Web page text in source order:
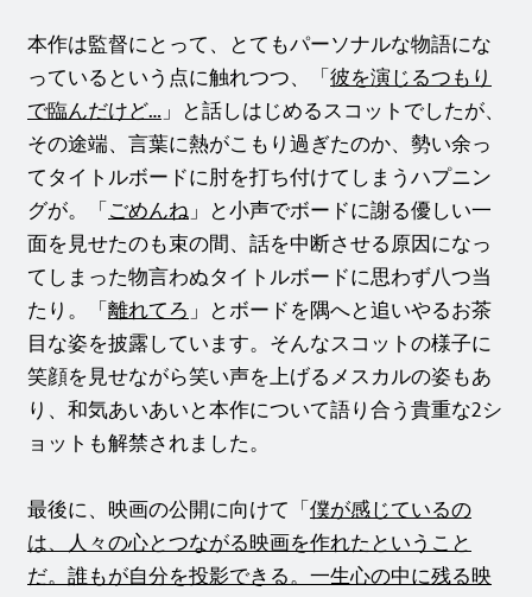
本作は監督にとって、とてもパーソナルな物語にな
っているという点に触れつつ、「 彼を演じるつもり
で臨んだけど… 」と話しはじめるスコットでしたが、
その途端、言葉に熱がこもり過ぎたのか、勢い余っ
てタイトルボードに肘を打ち付けてしまうハプニン
グが。「 ごめんね 」と小声でボードに謝る優しい一
面を見せたのも束の間、話を中断させる原因になっ
てしまった物言わぬタイトルボードに思わず八つ当
たり。「 離れてろ 」とボードを隅へと追いやるお茶
目な姿を披露しています。そんなスコットの様子に
笑顔を見せながら笑い声を上げるメスカルの姿もあ
り、和気あいあいと本作について語り合う貴重な2シ
ョットも解禁されました。
最後に、映画の公開に向けて「 僕が感じているの
は、人々の心とつながる映画を作れたということ
だ。誰もが自分を投影できる。一生心の中に残る映